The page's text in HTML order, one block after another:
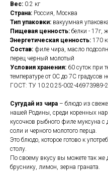
Вес: 0.2 кг
Страна: Россия, Москва
Тип упаковки: вакуумная
Пищевая ценность: белки - 17г,
Энергетическая ценность: 170
Состав: филе чира, масло
перец черный молотый
Условия хранения: 60 суток при
температуре от 0С до 7С градусов
ГОСТ: ТУ 10.20.25-002-46973989-
Сугудай из чира – блюдо из
нашей Родины, среди коренных
кусочков рыбного филе муксуна с
соли и черного молотого перца.
Это блюдо, которое готово к
столу.
По своему вкусу вы можете так же
бруснику, лимон, зерна граната.